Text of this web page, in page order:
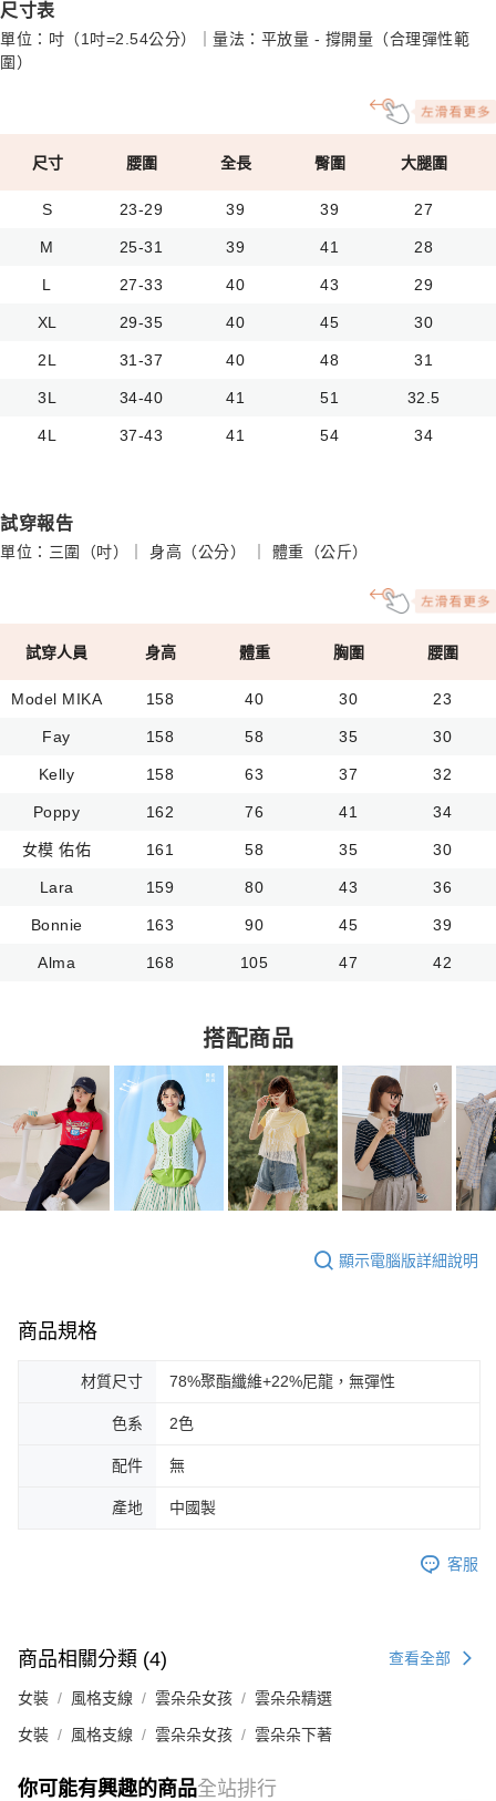
尺寸表
單位：吋（1吋=2.54公分）｜量法：平放量 - 撐開量（合理彈性範
圍）
尺寸 腰圍 全長 臀圍 大腿圍
S 23-29 39 39 27
M 25-31 39 41 28
L 27-33 40 43 29
XL 29-35 40 45 30
2L 31-37 40 48 31
3L 34-40 41 51 32.5
4L 37-43 41 54 34
試穿報告
單位：三圍（吋）｜ 身高（公分） ｜ 體重（公斤）
試穿人員 身高 體重 胸圍 腰圍
Model MIKA 158 40 30 23
Fay 158 58 35 30
Kelly 158 63 37 32
Poppy 162 76 41 34
女模 佑佑 161 58 35 30
Lara 159 80 43 36
Bonnie 163 90 45 39
Alma 168 105 47 42
搭配商品
顯示電腦版詳細說明
商品規格
材質尺寸 78%聚酯纖維+22%尼龍，無彈性
色系 2色
配件 無
產地 中國製
客服
商品相關分類 (4) 查看全部
女裝 風格支線 雲朵朵女孩 雲朵朵精選
女裝 風格支線 雲朵朵女孩 雲朵朵下著
你可能有興趣的商品全站排行